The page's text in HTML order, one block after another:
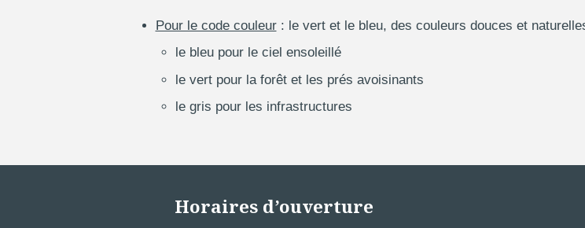
Pour le code couleur: le vert et le bleu, des couleurs douces et
le bleu pour le ciel ensoleillé
le vert pour la forêt et les prés avoisinants
le gris pour les infrastructures
Horaires d’ouverture